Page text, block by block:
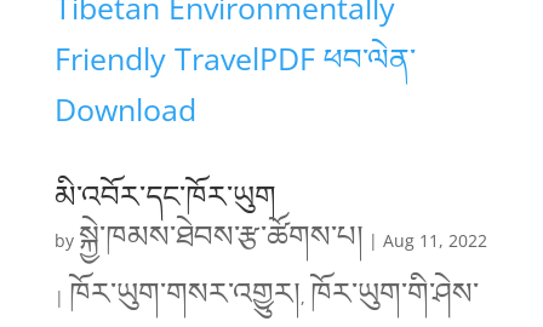
Friendly TravelPDF ཕབ་ལེན་
Download
མི་འབོར་དང་ཁོར་ཡུག
by སྐྱེ་ཁམས་ཐེབས་རྩ་ཚོགས་པ། | Aug 11, 2022
| ཁོར་ཡུག་གསར་འགྱུར།, ཁོར་ཡུག་གི་ཤེས་